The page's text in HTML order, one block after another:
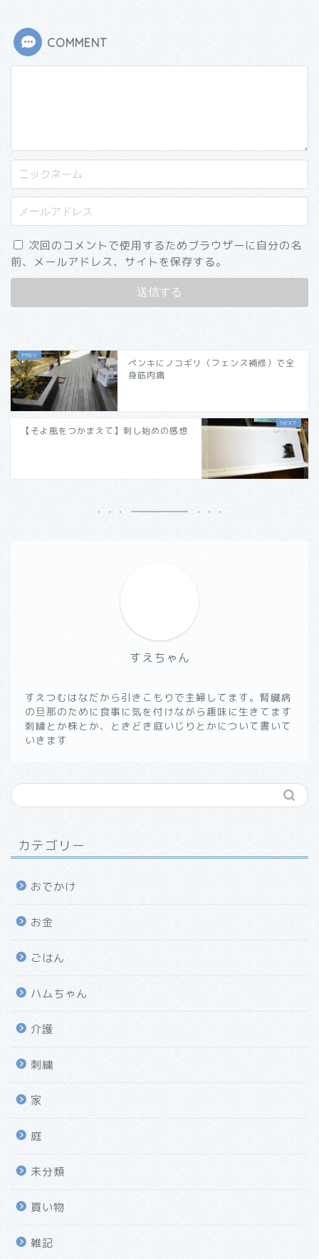
COMMENT
次回のコメントで使用するためブラウザーに自分の名
前、メールアドレス、サイトを保存する。
ペンキにノコギリ（フェンス補修）で全
身筋肉痛
【そよ風をつかまえて】刺し始めの感想
すえちゃん
すえつむはなだから引きこもりで主婦してます。腎臓病
の旦那のために食事に気を付けながら趣味に生きてます
刺繍とか株とか、ときどき庭いじりとかについて書いて
いきます
カテゴリー
おでかけ
お金
ごはん
ハムちゃん
介護
刺繍
家
庭
未分類
買い物
雑記